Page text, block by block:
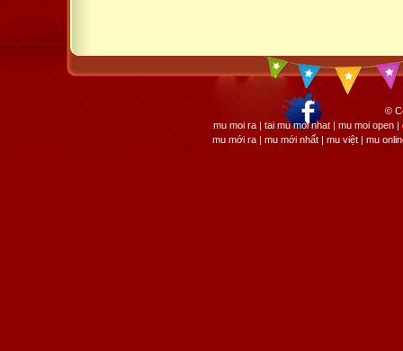
©
mu moi ra | tai mu moi nhat | mu moi open
mu mới ra | mu mới nhất | mu việt | mu